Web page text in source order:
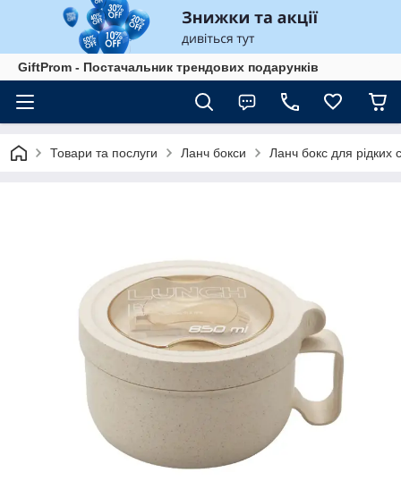
GiftProm - Постачальник трендових подарунків
Товари та послуги Ланч бокси Ланч бокс для рідких